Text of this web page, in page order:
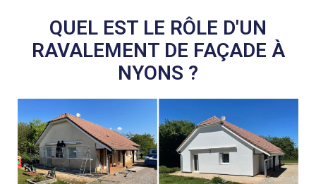
QUEL EST LE RÔLE D'UN
RAVALEMENT DE FAÇADE À
NYONS ?